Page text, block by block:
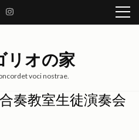
リオの家
voci nostrae.
奏教室生徒演奏会